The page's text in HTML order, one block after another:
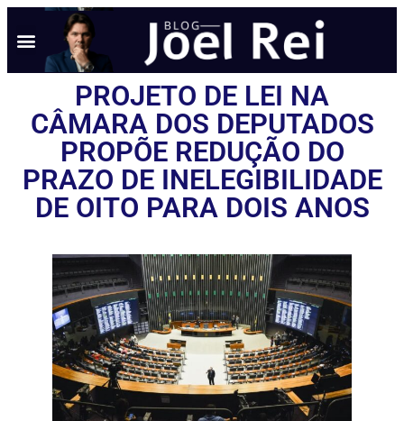
PROJETO DE LEI NA
CÂMARA DOS DEPUTADOS
PROPÕE REDUÇÃO DO
PRAZO DE INELEGIBILIDADE
DE OITO PARA DOIS ANOS